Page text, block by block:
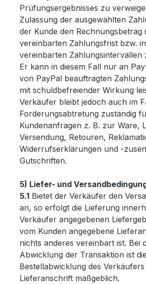
Prüfungsergebnisses zu
Zulassung der ausgewählten
der Kunde den Rechnungsbetrag
vereinbarten Zahlungsfrist bzw.
vereinbarten Zahlungsintervallen
Er kann in diesem Fall nur an
von PayPal beauftragten
mit schuldbefreiender Wirkung
Verkäufer bleibt jedoch auch im
Forderungsabtretung zuständig
Kundenanfragen z. B. zur Ware,
Versendung, Retouren,
Widerrufserklärungen und -
Gutschriften.
5) Liefer- und
5.1 Bietet der Verkäufer den
an, so erfolgt die Lieferung
Verkäufer angegebenen
vom Kunden angegebene
nichts anderes vereinbart ist. Bei
Abwicklung der Transaktion ist
Bestellabwicklung des
Lieferanschrift maßgeblich.